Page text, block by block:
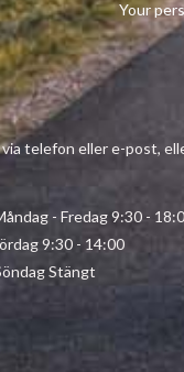
Your
telefon eller e-post,
- Fredag 9:30 -
- 14:00
Stängt